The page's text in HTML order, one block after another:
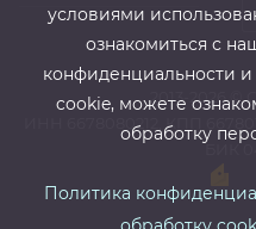
2013-2026 ©
ИНН 6678080212, КПП
БИК
условиями
ознакомиться с
конфиденциальности
cookie, можете
обработку
Политика